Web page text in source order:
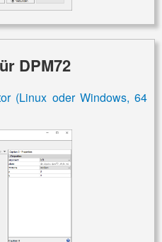
DPM72
(Linux oder Windows, 64